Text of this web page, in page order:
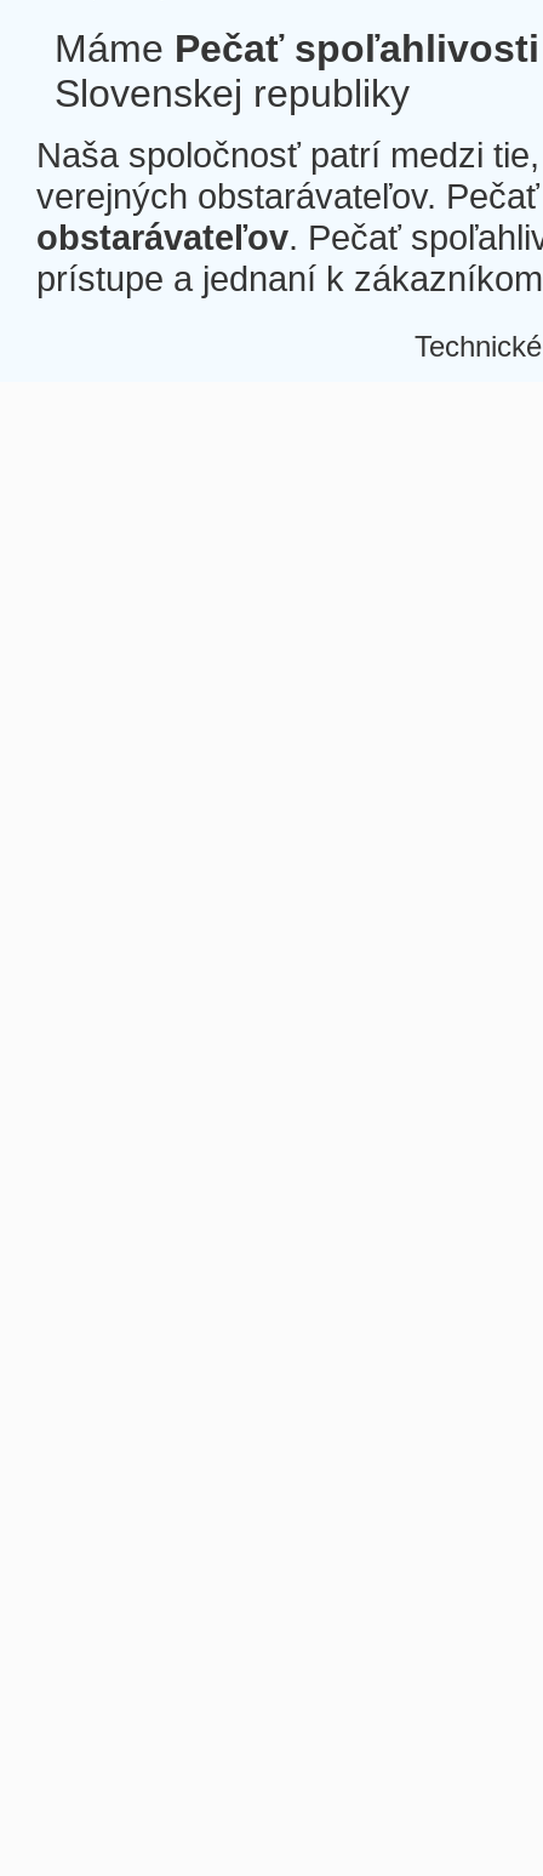
Máme Pečať spoľahlivosti
Slovenskej republiky
Naša spoločnosť patrí medzi
verejných obstarávateľov.
obstarávateľov. Pečať
prístupe a jednaní k